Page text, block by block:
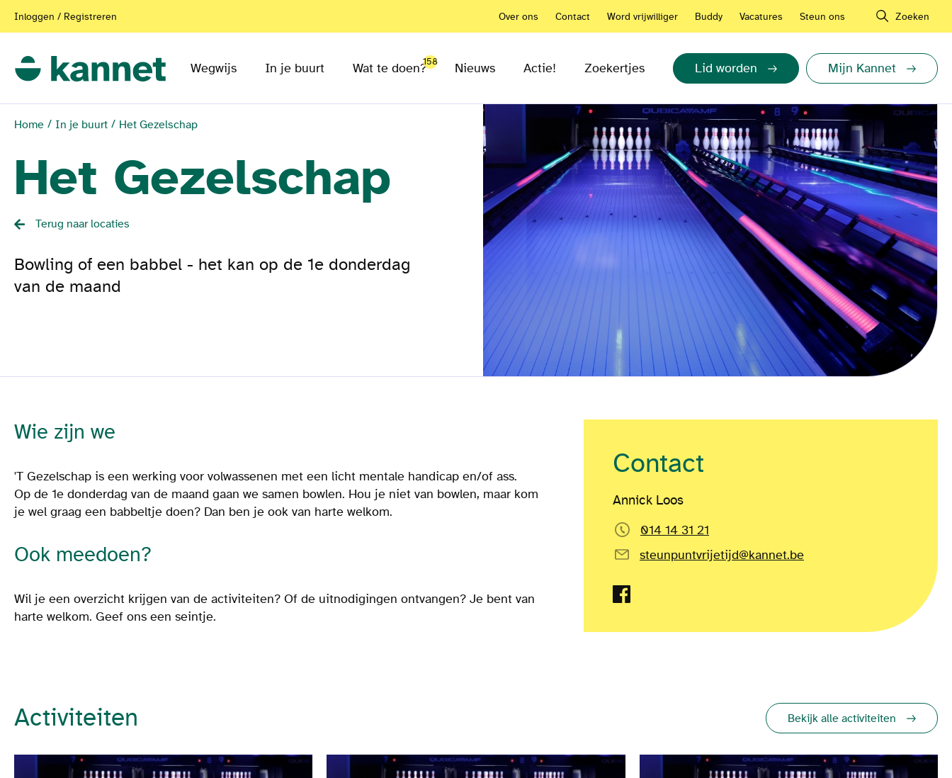
Inloggen / Registreren Over ons Contact Word vrijwilliger Buddy Vacatures Steun ons Zoeken
Wegwijs In je buurt Wat te doen?158 Nieuws Actie! Zoekertjes Lid worden Mijn Kannet
Home In je buurt Het Gezelschap
Het Gezelschap
Terug naar locaties
Bowling of een babbel - het kan op de 1e donderdag
van de maand
Wie zijn we
'T Gezelschap is een werking voor volwassenen met een licht mentale handicap en/of ass.
Op de 1e donderdag van de maand gaan we samen bowlen. Hou je niet van bowlen, maar kom
je wel graag een babbeltje doen? Dan ben je ook van harte welkom.
Ook meedoen?
Wil je een overzicht krijgen van de activiteiten? Of de uitnodigingen ontvangen? Je bent van
harte welkom. Geef ons een seintje.
Contact
Annick Loos
014 14 31 21
steunpuntvrijetijd@kannet.be
Activiteiten Bekijk alle activiteiten